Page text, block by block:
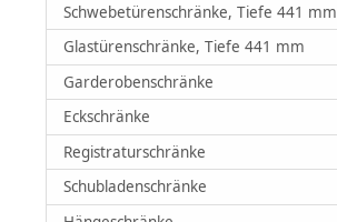
Schwebetürenschränke, Tiefe 441 mm
Glastürenschränke, Tiefe 441 mm
Garderobenschränke
Eckschränke
Registraturschränke
Schubladenschränke